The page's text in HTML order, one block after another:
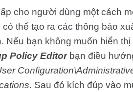
cho người dùng một cách
thể tạo ra các thông báo
Nếu bạn không muốn hiển
Policy Editor bạn điều
. Sau đó kích đúp vào